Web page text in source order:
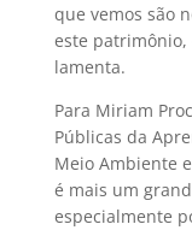
que vemos são
este patrimônio,
lamenta.
Para Miriam
Públicas da
Meio Ambiente
é mais um
especialmente